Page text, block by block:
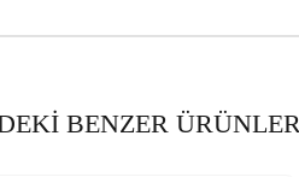
BENZER ÜRÜNLER